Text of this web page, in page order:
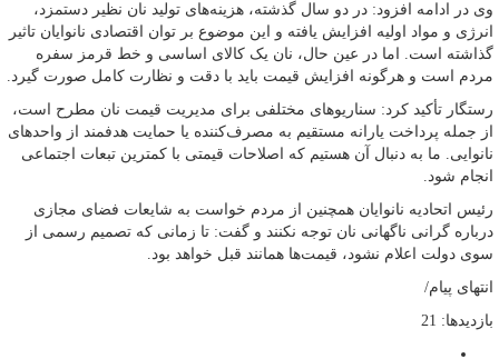
وی در ادامه افزود: در دو سال گذشته، هزینه‌های تولید نان نظیر دستمزد،
انرژی و مواد اولیه افزایش یافته و این موضوع بر توان اقتصادی نانوایان تاثیر
گذاشته است. اما در عین حال، نان یک کالای اساسی و خط قرمز سفره
مردم است و هرگونه افزایش قیمت باید با دقت و نظارت کامل صورت گیرد.
رستگار تأکید کرد: سناریوهای مختلفی برای مدیریت قیمت نان مطرح است،
از جمله پرداخت یارانه مستقیم به مصرف‌کننده یا حمایت هدفمند از واحدهای
نانوایی. ما به دنبال آن هستیم که اصلاحات قیمتی با کمترین تبعات اجتماعی
انجام شود.
رئیس اتحادیه نانوایان همچنین از مردم خواست به شایعات فضای مجازی
درباره گرانی ناگهانی نان توجه نکنند و گفت: تا زمانی که تصمیم رسمی از
سوی دولت اعلام نشود، قیمت‌ها همانند قبل خواهد بود.
انتهای پیام/
بازدیدها: 21